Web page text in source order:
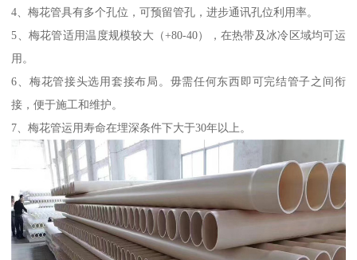
4、梅花管具有多个孔位，可预留管孔，进步通讯孔位利用率。
5、梅花管适用温度规模较大（+80-40），在热带及冰冷区域均可运
用。
6、梅花管接头选用套接布局。毋需任何东西即可完结管子之间衔
接，便于施工和维护。
7、梅花管运用寿命在埋深条件下大于30年以上。